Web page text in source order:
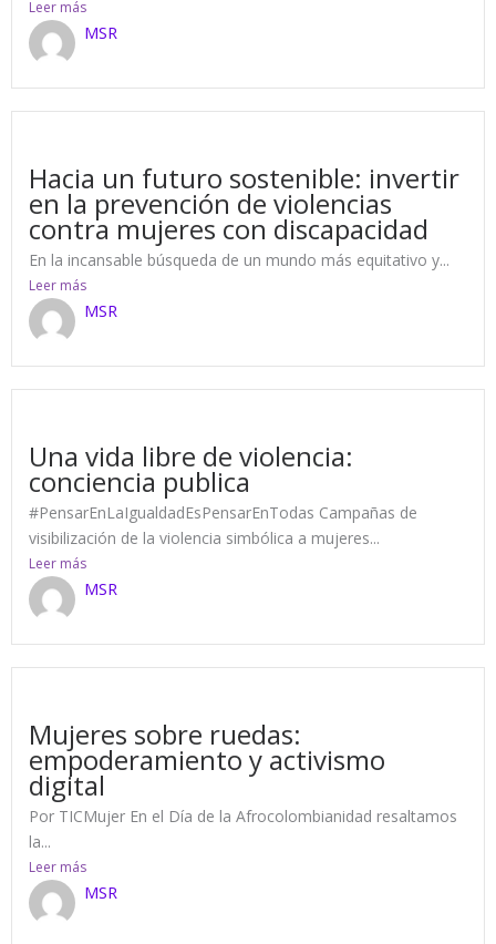
Leer más
MSR
Hacia un futuro sostenible: invertir
en la prevención de violencias
contra mujeres con discapacidad
En la incansable búsqueda de un mundo más equitativo y...
Leer más
MSR
Una vida libre de violencia:
conciencia publica
#PensarEnLaIgualdadEsPensarEnTodas Campañas de
visibilización de la violencia simbólica a mujeres...
Leer más
MSR
Mujeres sobre ruedas:
empoderamiento y activismo
digital
Por TICMujer En el Día de la Afrocolombianidad resaltamos
la...
Leer más
MSR